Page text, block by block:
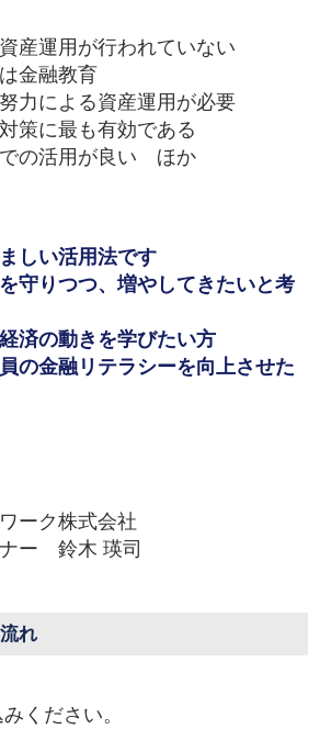
産運用が行われていない
金融教育
力による資産運用が必要
策に最も有効である
での活用が良い ほか
しい活用法です
守りつつ、増やしてきたいと考
済の動きを学びたい方
の金融リテラシーを向上させた
ーク株式会社
ー 鈴木 瑛司
れ
ください。